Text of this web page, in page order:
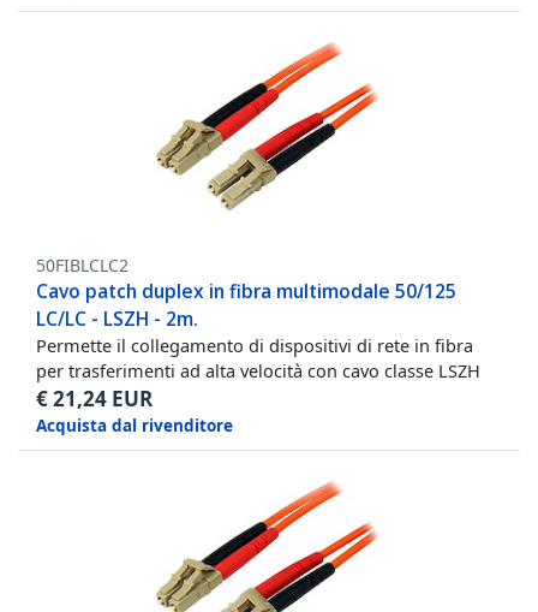
50FIBLCLC2
Cavo patch duplex in fibra multimodale 50/125
LC/LC - LSZH - 2m.
Permette il collegamento di dispositivi di rete in fibra
per trasferimenti ad alta velocità con cavo classe LSZH
€21,24 EUR
Acquista dal rivenditore